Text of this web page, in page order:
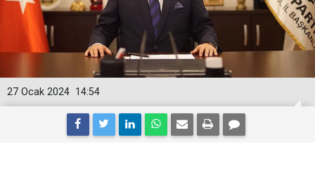
14:54
27 Ocak 2024